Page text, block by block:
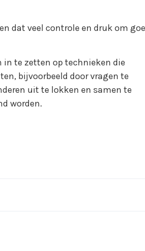
dat veel controle en druk om
in te zetten op technieken die
bijvoorbeeld door vragen te
uit te lokken en samen te
worden.